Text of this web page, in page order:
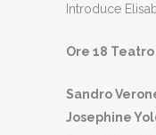
Introduce
Ore 18
Sandro
Josephine